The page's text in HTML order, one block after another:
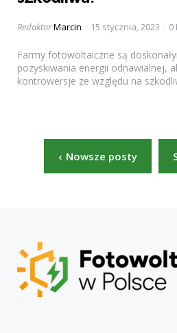
Posted
RedaktorMarcin 15 stycznia, 2023 0
Farmy fotowoltaiczne są
pozyskiwania energii odnawialnej,
kontrowersje ze względu na
Stronicowanie
wpisów
Nowsze posty